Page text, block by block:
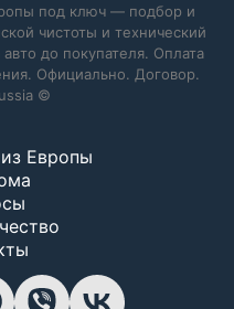
под ключ — подбор и
чистоты и технический
до покупателя. Оплата
Официально. Договор.
©
Европы